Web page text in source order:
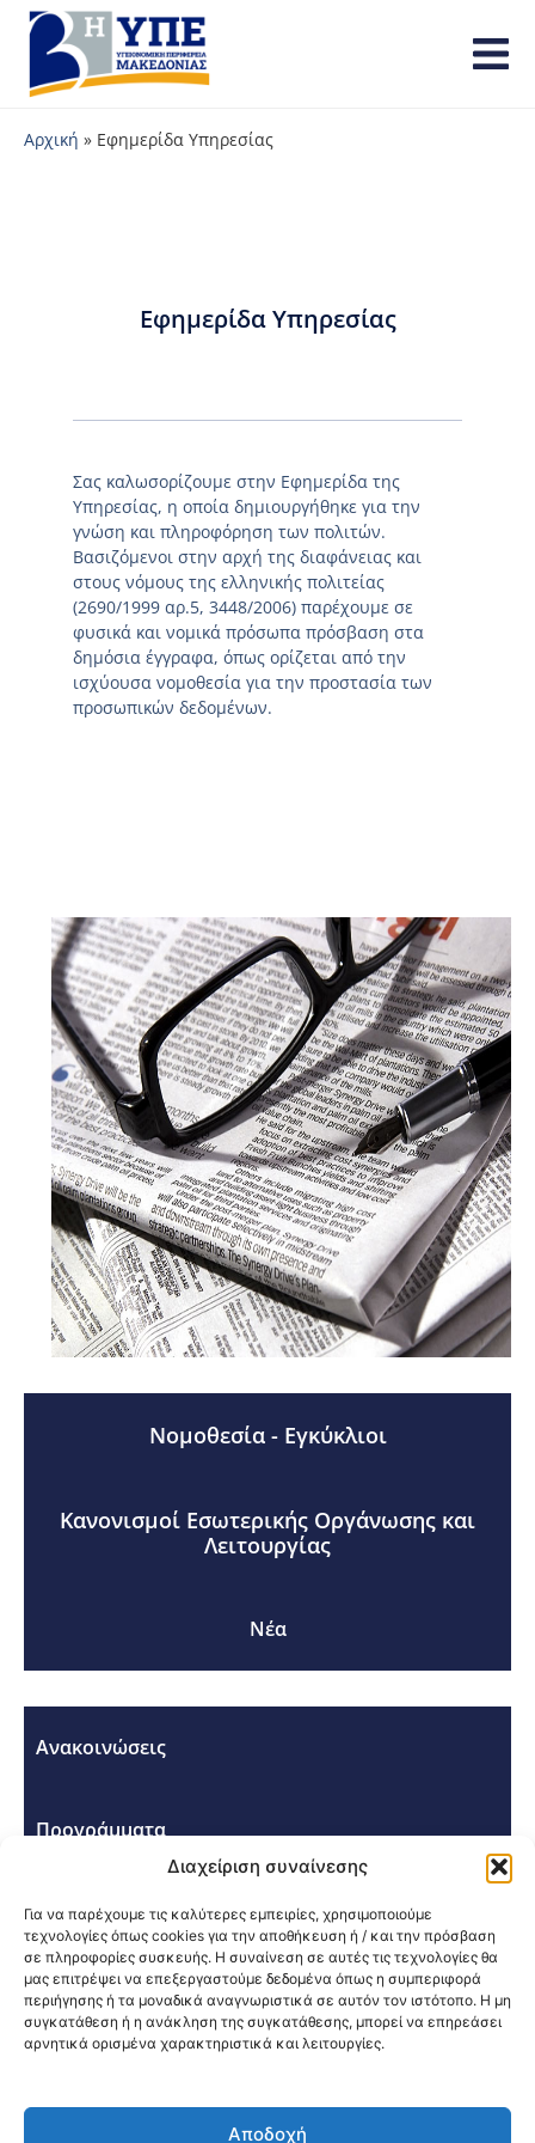
Διαχείριση συναίνεσης
Για να παρέχουμε τις καλύτερες εμπειρίες, χρησιμοποιούμε
τεχνολογίες όπως cookies για την αποθήκευση ή / και την πρόσβαση
σε πληροφορίες συσκευής. Η συναίνεση σε αυτές τις τεχνολογίες θα
μας επιτρέψει να επεξεργαστούμε δεδομένα όπως η συμπεριφορά
περιήγησης ή τα μοναδικά αναγνωριστικά σε αυτόν τον ιστότοπο. Η μη
συγκατάθεση ή η ανάκληση της συγκατάθεσης, μπορεί να επηρεάσει
αρνητικά ορισμένα χαρακτηριστικά και λειτουργίες.
Αποδοχή
Αρχική » Εφημερίδα Υπηρεσίας
Εφημερίδα Υπηρεσίας
Σας καλωσορίζουμε στην Εφημερίδα της
Υπηρεσίας, η οποία δημιουργήθηκε για την
γνώση και πληροφόρηση των πολιτών.
Βασιζόμενοι στην αρχή της διαφάνειας και
στους νόμους της ελληνικής πολιτείας
(2690/1999 αρ.5, 3448/2006) παρέχουμε σε
φυσικά και νομικά πρόσωπα πρόσβαση στα
δημόσια έγγραφα, όπως ορίζεται από την
ισχύουσα νομοθεσία για την προστασία των
προσωπικών δεδομένων.
Νομοθεσία - Εγκύκλιοι
Κανονισμοί Εσωτερικής Οργάνωσης και
Λειτουργίας
Νέα
Ανακοινώσεις
Προγράμματα
Σεμινάρια - Συνέδρια